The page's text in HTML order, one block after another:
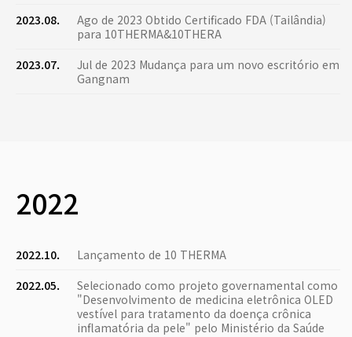
2023.08.
Ago de 2023 Obtido Certificado FDA (Tailândia)
para 10THERMA&10THERA
2023.07.
Jul de 2023 Mudança para um novo escritório em
Gangnam
2022
2022.10.
Lançamento de 10 THERMA
2022.05.
Selecionado como projeto governamental como
"Desenvolvimento de medicina eletrônica OLED
vestível para tratamento da doença crônica
inflamatória da pele" pelo Ministério da Saúde